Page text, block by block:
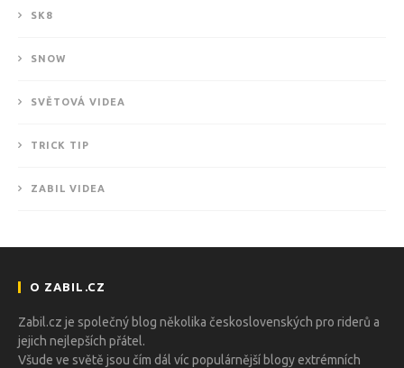
SK8
SNOW
SVĚTOVÁ VIDEA
TRICK TIP
ZABIL VIDEA
O ZABIL.CZ
Zabil.cz je společný blog několika československých pro riderů a
jejich nejlepších přátel.
Všude ve světě jsou čím dál víc populárnější blogy extrémních